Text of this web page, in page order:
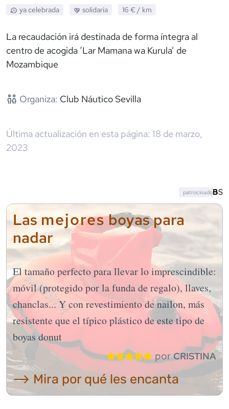
ya celebrada solidaria 16 € / km
La recaudación irá destinada de forma íntegra al
centro de acogida ‘Lar Mamana wa Kurula’ de
Mozambique
Organiza: Club Náutico Sevilla
Última actualización en esta página: 18 de marzo,
2023
Las mejoresboyas para
nadar
El tamaño perfecto para llevar lo imprescindible:
móvil (protegido por la funda de regalo), llaves,
chanclas... Y con revestimiento de nailon, más
resistente que el típico plástico de este tipo de
boyas donut
porCRISTINA
⟶ Mira por qué les encanta
patrocinado